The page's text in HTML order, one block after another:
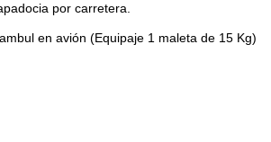
por carretera.
en avión (Equipaje 1 maleta de 15 Kg)